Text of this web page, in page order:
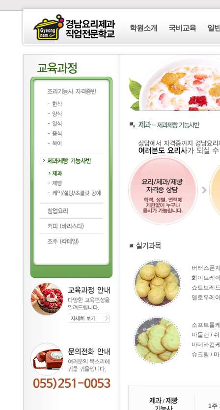
학원소개 국비교육 일
버터스폰
화이트레
쇼트브레
옐로우레
소프트롤
마들렌 /
마데라컵
슈크림 /
1주